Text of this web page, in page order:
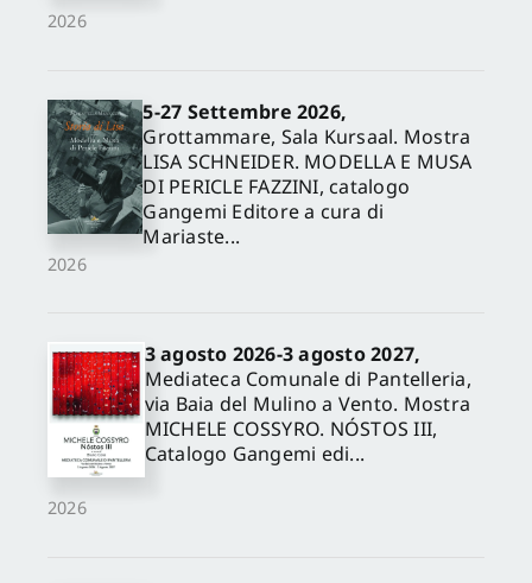
2026
2026
5-27 Settembre 2026,
Grottammare, Sala Kursaal. Mostra
LISA SCHNEIDER. MODELLA E MUSA
DI PERICLE FAZZINI, catalogo
Gangemi Editore a cura di
Mariaste...
2026
3 agosto 2026-3 agosto 2027,
Mediateca Comunale di Pantelleria,
via Baia del Mulino a Vento. Mostra
MICHELE COSSYRO. NÓSTOS III,
Catalogo Gangemi edi...